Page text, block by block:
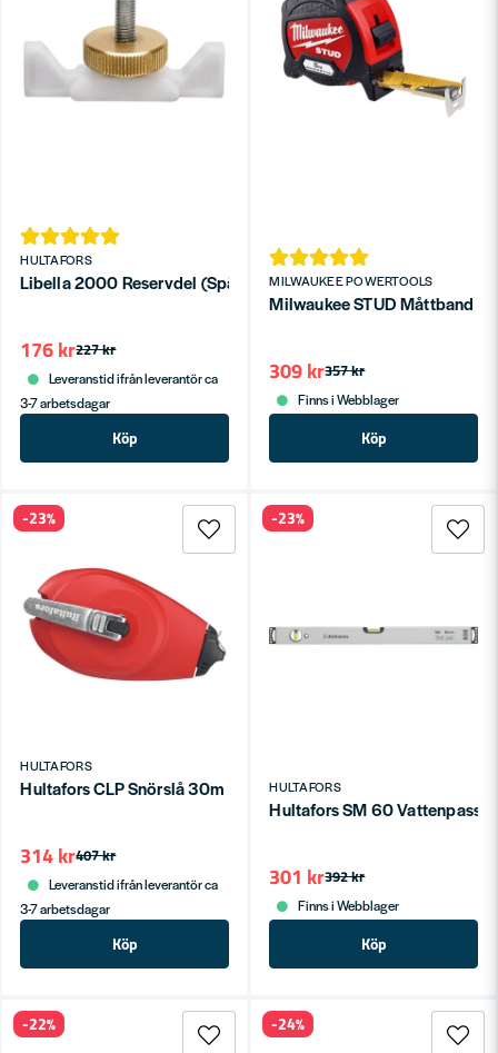
HULTAFORS
Libella 2000 Reservdel (Spännplatta med mutter)
227 kr
176 kr
Leveranstid ifrån leverantör ca
3-7 arbetsdagar
Köp
MILWAUKEE POWERTOOLS
Milwaukee STUD Måttband
357 kr
309 kr
Finns i Webblager
Köp
HULTAFORS
Hultafors CLP Snörslå 30m
407 kr
314 kr
Leveranstid ifrån leverantör ca
3-7 arbetsdagar
Köp
-23%
HULTAFORS
Hultafors SM 60 Vattenpass
392 kr
301 kr
Finns i Webblager
Köp
-23%
-22% -24%